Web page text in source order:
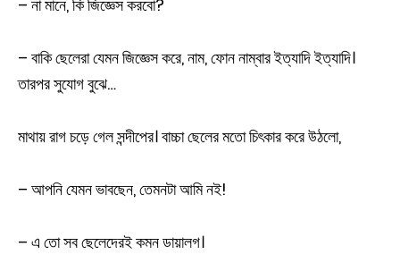
– না মানে, কি জিজ্ঞেস করবো?
– বাকি ছেলেরা যেমন জিজ্ঞেস করে, নাম, ফোন নাম্বার ইত্যাদি ইত্যাদি।
তারপর সুযোগ বুঝে…
মাথায় রাগ চড়ে গেল সন্দীপের। বাচ্চা ছেলের মতো চিৎকার করে উঠলো,
– আপনি যেমন ভাবছেন, তেমনটা আমি নই!
– এ তো সব ছেলেদেরই কমন ডায়ালগ।